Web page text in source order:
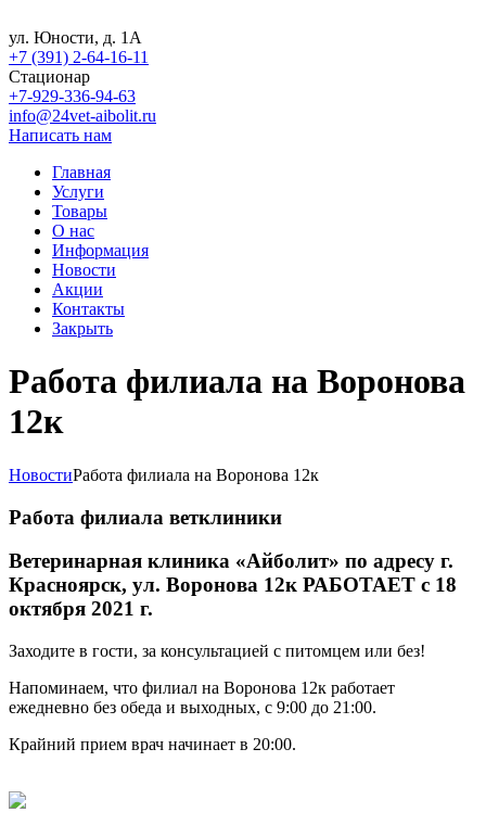
ул. Юности, д. 1А
+7 (391) 2-64-16-11
Стационар
+7-929-336-94-63
info@24vet-aibolit.ru
Написать нам
Главная
Услуги
Товары
О нас
Информация
Новости
Акции
Контакты
Закрыть
Работа филиала на Воронова
12к
НовостиРабота филиала на Воронова 12к
Работа филиала ветклиники
Ветеринарная клиника «Айболит» по адресу г.
Красноярск, ул. Воронова 12к РАБОТАЕТ с 18
октября 2021 г.
Заходите в гости, за консультацией с питомцем или без!
Напоминаем, что филиал на Воронова 12к работает
ежедневно без обеда и выходных, с 9:00 до 21:00.
Крайний прием врач начинает в 20:00.